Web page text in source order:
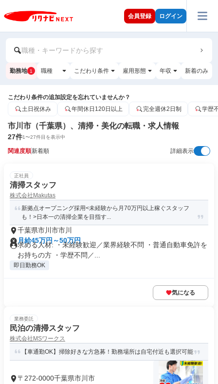
会員登録 ログイン
職種・キーワードから探す
勤務地 1 職種 こだわり条件 雇用形態 年収 新着のみ
こだわり条件の追加設定を忘れていませんか？
土日祝休み
年間休日120日以上 完全週休2日制 学歴
市川市（千葉県）、清掃・美化の転職・求人情報
27件1〜27件目を表示中
関連度順新着順 詳細表示
正社員
清掃スタッフ
株式会社Makutas
新拠点オープニング採用<未経験から月70万円以上稼ぐスタッフ
も！>日本一の清掃企業を目指す...
千葉県市川市市川
月給45万円～50万円
求める人材: ・未経験歓迎／業界経験不問 ・普通自動車免許を
お持ちの方 ・学歴不問／...
即日勤務OK
気になる
業務委託
民泊の清掃スタッフ
株式会社MSワークス
【車通勤OK】掃除好きな方急募！勤務場所は自宅付近も選択可能
〒272-0000千葉県市川市